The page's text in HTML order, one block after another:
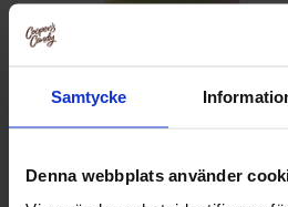
Samtycke
Denna webbplats använder
Logga in för att handla